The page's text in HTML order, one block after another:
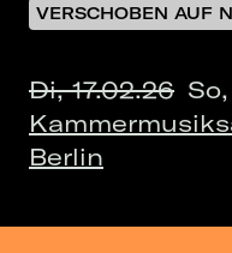
VERSCHOBEN AUF
Di, 17.02.26
Berlin